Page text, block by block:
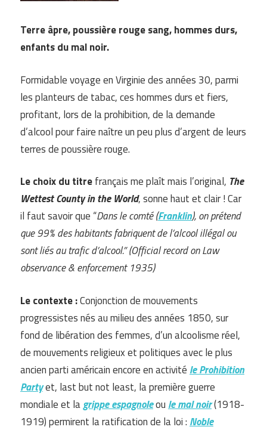
Terre âpre, poussière rouge sang, hommes durs,
enfants du mal noir.
Formidable voyage en Virginie des années 30, parmi
les planteurs de tabac, ces hommes durs et fiers,
profitant, lors de la prohibition, de la demande
d’alcool pour faire naître un peu plus d’argent de leurs
terres de poussière rouge.
Le choix du titrefrançais me plaît mais l’original, The
Wettest County in the World, sonne haut et clair ! Car
il faut savoir que “Dans le comté (Franklin), on prétend
que 99% des habitants fabriquent de l’alcool illégal ou
sont liés au trafic d’alcool.” (Official record on Law
observance & enforcement 1935)
Le contexte :Conjonction de mouvements
progressistes nés au milieu des années 1850, sur
fond de libération des femmes, d’un alcoolisme réel,
de mouvements religieux et politiques avec le plus
ancien parti américain encore en activité le Prohibition
Partyet, last but not least, la première guerre
mondiale et lagrippe espagnoleou le mal noir(1918-
1919) permirent la ratification de la loi : Noble